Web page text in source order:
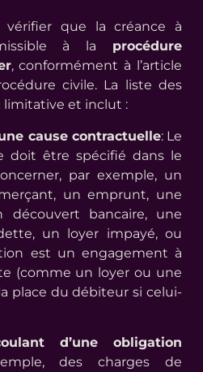
que la créance à
à la procédure
, conformément à l’article
civile. La liste des
limitative et inclut :
cause contractuelle: Le
doit être spécifié dans le
par exemple, un
un emprunt, une
découvert bancaire, une
un loyer impayé, ou
est un engagement à
(comme un loyer ou une
place du débiteur si celui-
d’une obligation
des charges de